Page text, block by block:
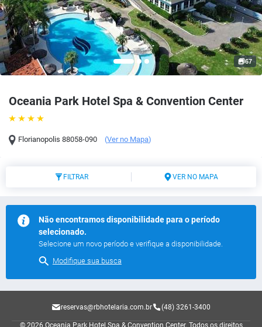
Oceania Park Hotel Spa & Convention Center
Florianopolis 88058-090 (Ver no Mapa)
67
FILTRAR VER NO MAPA
Não encontramos disponibilidade para o período
selecionado.
Selecione um novo período e verifique a disponibilidade.
Modifique sua busca
reservas@rbhotelaria.com.br (48) 3261-3400
© 2026 Oceania Park Hotel Spa & Convention Center. Todos os direitos